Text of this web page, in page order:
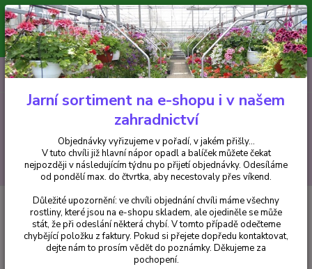
Minimální hodnota pro odeslání z e-shopu je 300 Kč.
V tuto chvíli již hlavní nápor objednávek opadl a balíček můžete čekat
nejpozději v následujícím týdnu po přijetí objednávky. Objednávky
vyřizujeme v pořadí, v jakém přišly...
CZK
Hledat
+420 602 223 614 0ks
za0 Kč
Trvalky Sedum florif. Golden Yellow- rozchodník - 1 ks
Sedum florif. Golden Yellow-
rozchodník - 1 ks
Jarní sortiment na e-shopu i v našem
zahradnictví
Objednávky vyřizujeme v pořadí, v jakém přišly...
V tuto chvíli již hlavní nápor opadl a balíček můžete čekat
nejpozději v následujícím týdnu po přijetí objednávky. Odesíláme
od pondělí max. do čtvrtka, aby necestovaly přes víkend.
Důležité upozornění: ve chvíli objednání chvíli máme všechny
rostliny, které jsou na e-shopu skladem, ale ojediněle se může
stát, že při odeslání některá chybí. V tomto případě odečteme
chybějící položku z faktury. Pokud si přejete dopředu kontaktovat,
dejte nám to prosím vědět do poznámky. Děkujeme za
pochopení.